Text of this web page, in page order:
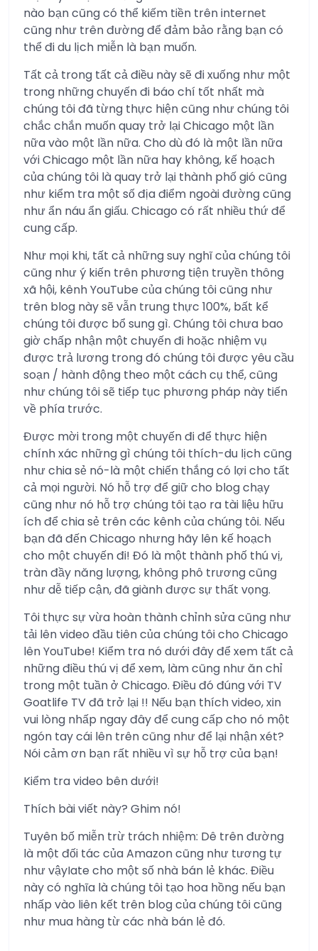
nào bạn cũng có thể kiếm tiền trên internet
cũng như trên đường để đảm bảo rằng bạn có
thể đi du lịch miễn là bạn muốn.
Tất cả trong tất cả điều này sẽ đi xuống như một
trong những chuyến đi báo chí tốt nhất mà
chúng tôi đã từng thực hiện cũng như chúng tôi
chắc chắn muốn quay trở lại Chicago một lần
nữa vào một lần nữa. Cho dù đó là một lần nữa
với Chicago một lần nữa hay không, kế hoạch
của chúng tôi là quay trở lại thành phố gió cũng
như kiểm tra một số địa điểm ngoài đường cũng
như ẩn náu ẩn giấu. Chicago có rất nhiều thứ để
cung cấp.
Như mọi khi, tất cả những suy nghĩ của chúng tôi
cũng như ý kiến ​​trên phương tiện truyền thông
xã hội, kênh YouTube của chúng tôi cũng như
trên blog này sẽ vẫn trung thực 100%, bất kể
chúng tôi được bổ sung gì. Chúng tôi chưa bao
giờ chấp nhận một chuyến đi hoặc nhiệm vụ
được trả lương trong đó chúng tôi được yêu cầu
soạn / hành động theo một cách cụ thể, cũng
như chúng tôi sẽ tiếp tục phương pháp này tiến
về phía trước.
Được mời trong một chuyến đi để thực hiện
chính xác những gì chúng tôi thích-du lịch cũng
như chia sẻ nó-là một chiến thắng có lợi cho tất
cả mọi người. Nó hỗ trợ để giữ cho blog chạy
cũng như nó hỗ trợ chúng tôi tạo ra tài liệu hữu
ích để chia sẻ trên các kênh của chúng tôi. Nếu
bạn đã đến Chicago nhưng hãy lên kế hoạch
cho một chuyến đi! Đó là một thành phố thú vị,
tràn đầy năng lượng, không phô trương cũng
như dễ tiếp cận, đã giành được sự thất vọng.
Tôi thực sự vừa hoàn thành chỉnh sửa cũng như
tải lên video đầu tiên của chúng tôi cho Chicago
lên YouTube! Kiểm tra nó dưới đây để xem tất cả
những điều thú vị để xem, làm cũng như ăn chỉ
trong một tuần ở Chicago. Điều đó đúng với TV
Goatlife TV đã trở lại !! Nếu bạn thích video, xin
vui lòng nhấp ngay đây để cung cấp cho nó một
ngón tay cái lên trên cũng như để lại nhận xét?
Nói cảm ơn bạn rất nhiều vì sự hỗ trợ của bạn!
Kiểm tra video bên dưới!
Thích bài viết này? Ghim nó!
Tuyên bố miễn trừ trách nhiệm: Dê trên đường
là một đối tác của Amazon cũng như tương tự
như vậyIate cho một số nhà bán lẻ khác. Điều
này có nghĩa là chúng tôi tạo hoa hồng nếu bạn
nhấp vào liên kết trên blog của chúng tôi cũng
như mua hàng từ các nhà bán lẻ đó.